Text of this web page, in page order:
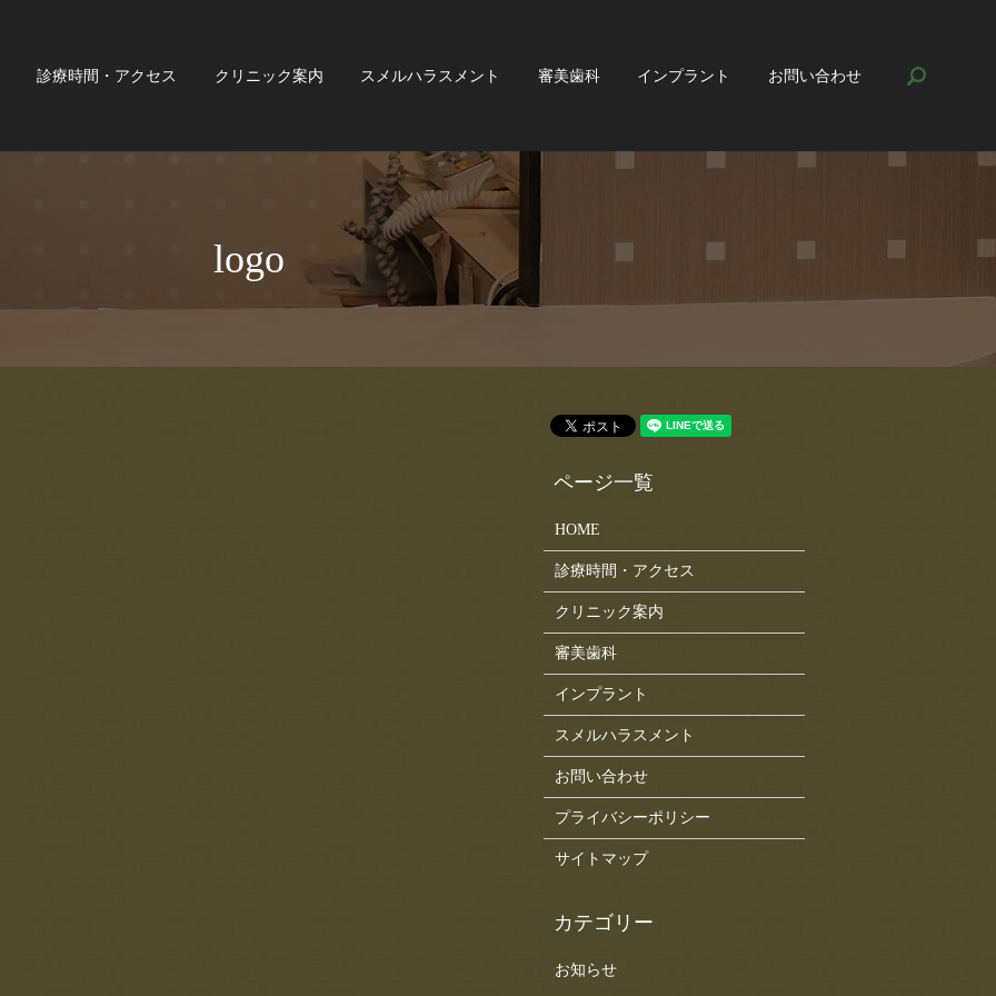
診療時間・アクセス クリニック案内 スメルハラスメント 審美歯科 インプラント お問い合わせ
logo
HOME
診療時間・アクセス
クリニック案内
審美歯科
インプラント
スメルハラスメント
お問い合わせ
プライバシーポリシー
サイトマップ
お知らせ